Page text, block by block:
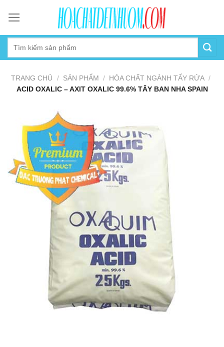
content
TRANG CHỦ / SẢN PHẨM / HÓA CHẤT NGÀNH TẨY RỬA /
ACID OXALIC – AXIT OXALIC 99.6% TÂY BAN NHA SPAIN